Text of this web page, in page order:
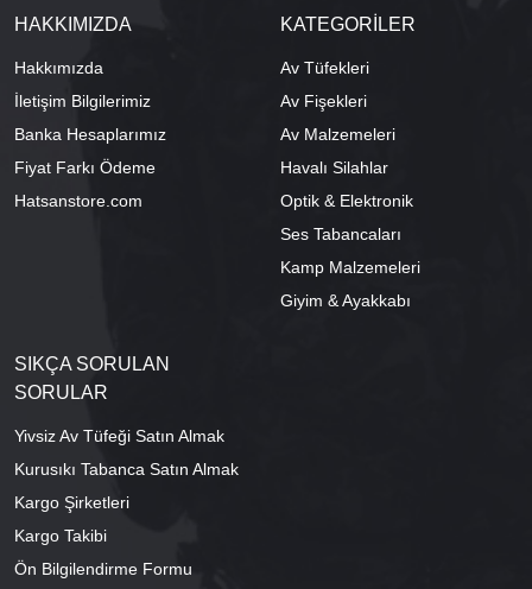
HAKKIMIZDA
Hakkımızda
İletişim Bilgilerimiz
Banka Hesaplarımız
Fiyat Farkı Ödeme
Hatsanstore.com
KATEGORİLER
Av Tüfekleri
Av Fişekleri
Av Malzemeleri
Havalı Silahlar
Optik & Elektronik
Ses Tabancaları
Kamp Malzemeleri
Giyim & Ayakkabı
SIKÇA SORULAN
SORULAR
Yivsiz Av Tüfeği Satın Almak
Kurusıkı Tabanca Satın Almak
Kargo Şirketleri
Kargo Takibi
Ön Bilgilendirme Formu